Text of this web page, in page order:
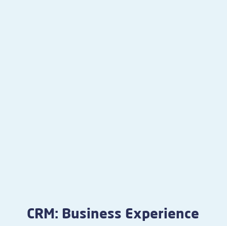
CRM: Business Experience